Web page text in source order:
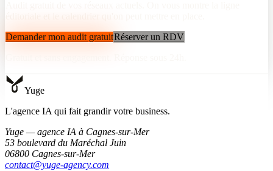
Demander mon audit gratuitRéserver un RDV
Yuge
L'agence IA qui fait grandir votre business.
Yuge — agence IA à Cagnes-sur-Mer
53 boulevard du Maréchal Juin
06800 Cagnes-sur-Mer
contact@yuge-agency.com